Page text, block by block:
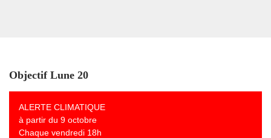
Objectif Lune 20
ALERTE CLIMATIQUE
à partir du 9 octobre
Chaque vendredi 18h